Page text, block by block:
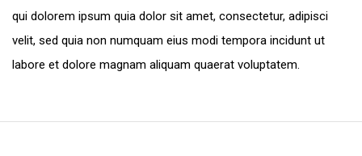
qui dolorem ipsum quia dolor sit amet, consectetur, adipisci
velit, sed quia non numquam eius modi tempora incidunt ut
labore et dolore magnam aliquam quaerat voluptatem.